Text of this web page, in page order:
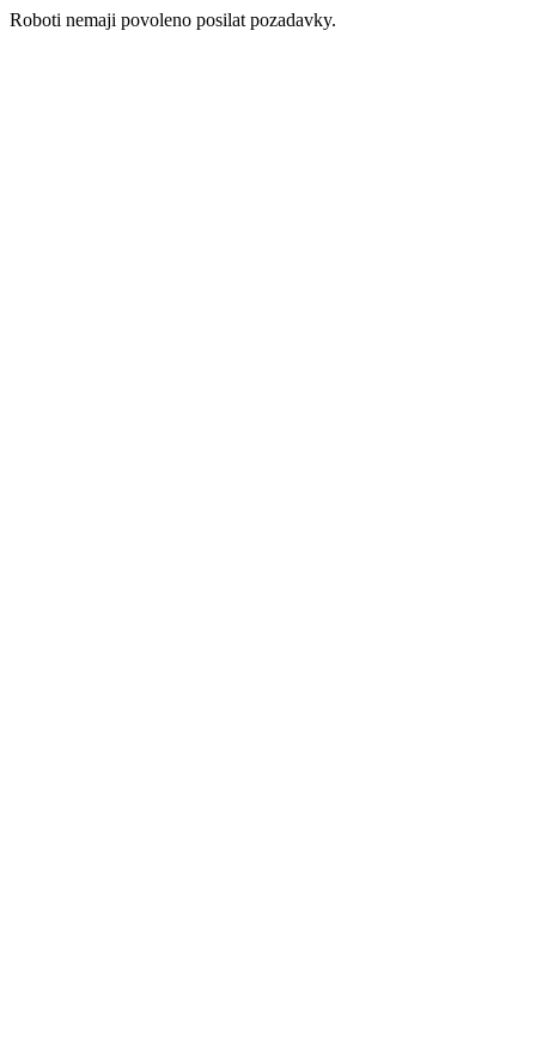
Roboti nemaji povoleno posilat pozadavky.